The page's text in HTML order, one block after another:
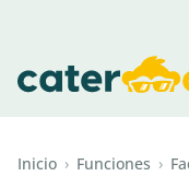
Inicio › Funciones ›